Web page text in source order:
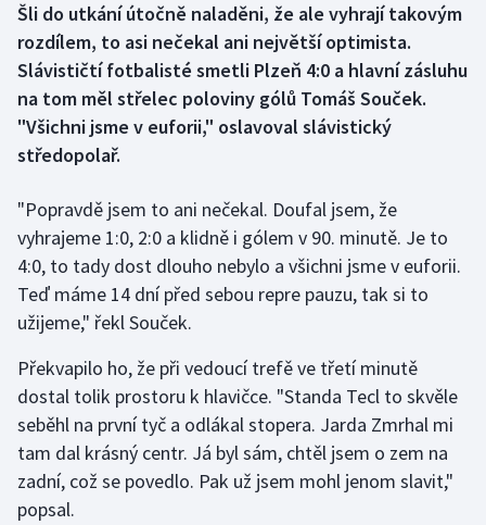
Box
Curling
Dostihy
Florbal
Futsal
Golf
Gymnastika
Házená
Jezdectví
Judo
Šli do utkání útočně naladěni, že ale vyhrají takovým
rozdílem, to asi nečekal ani největší optimista.
Slávističtí fotbalisté smetli Plzeň 4:0 a hlavní zásluhu
na tom měl střelec poloviny gólů Tomáš Souček.
"Všichni jsme v euforii," oslavoval slávistický
středopolař.
"Popravdě jsem to ani nečekal. Doufal jsem, že
vyhrajeme 1:0, 2:0 a klidně i gólem v 90. minutě. Je to
4:0, to tady dost dlouho nebylo a všichni jsme v euforii.
Teď máme 14 dní před sebou repre pauzu, tak si to
užijeme," řekl Souček.
Překvapilo ho, že při vedoucí trefě ve třetí minutě
dostal tolik prostoru k hlavičce. "Standa Tecl to skvěle
seběhl na první tyč a odlákal stopera. Jarda Zmrhal mi
tam dal krásný centr. Já byl sám, chtěl jsem o zem na
zadní, což se povedlo. Pak už jsem mohl jenom slavit,"
popsal.